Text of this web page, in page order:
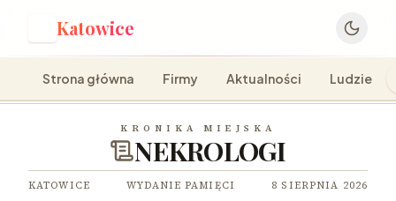
Katowice
Strona główna Firmy Aktualności Ludzie
KRONIKA MIEJSKA
NEKROLOGI
KATOWICE WYDANIE PAMIĘCI 8 SIERPNIA 2026